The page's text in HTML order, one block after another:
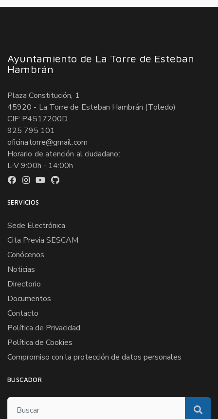
Ayuntamiento de La Torre de Esteban
Hambrán
Plaza Constitución, 1
45920 - La Torre de Esteban Hambrán (Toledo)
CIF: P4517200D
925 795 101
oficinatorre@gmail.com
Horario de atención al ciudadano:
L-V 9:00h - 14:00h
SERVICIOS
Sede Electrónica
Cita Previa SESCAM
Conócenos
Noticias
Directorio
Documentos
Contacto
Política de Privacidad
Política de Cookies
Compromiso con la protección de datos personales
BUSCADOR